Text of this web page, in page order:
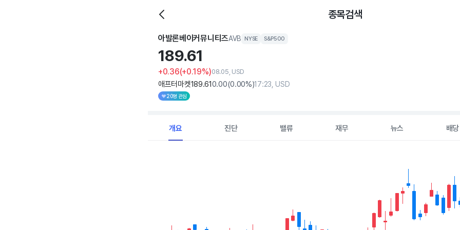
종목검색
아발론베이커뮤니티즈AVB NYSE S&P500
189.61
+0.36(+0.19%)08.05, USD
애프터마켓189.610.00(0.00%)17:23, USD
20명 관심
개요 진단 밸류 재무 뉴스 배당
The chart has 1 X axis displaying Time. Data ranges from 2026-05-05 00:00:00 to
The chart has 1 Y axis displaying values. Data ranges from 176.13 to 198.63.